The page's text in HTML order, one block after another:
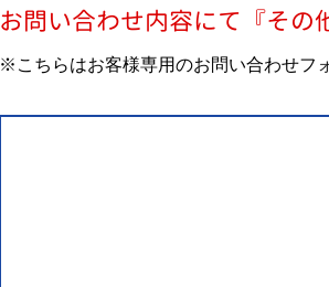
お問い合わせ内容にて『その
※こちらはお客様専用のお問い合わせフ